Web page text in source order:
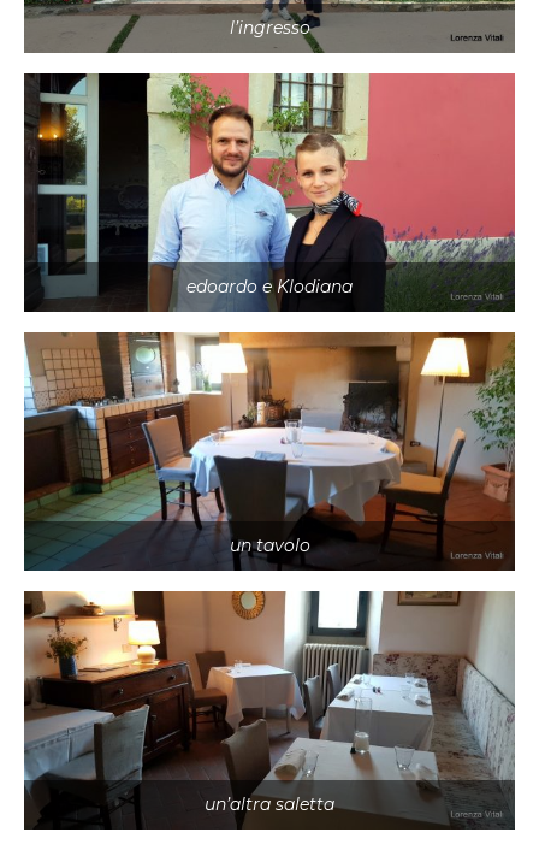
l’ingresso
edoardo e Klodiana
un tavolo
un’altra saletta